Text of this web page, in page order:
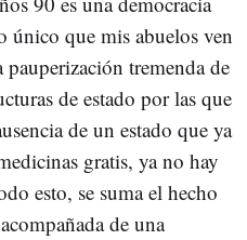
único que mis abuelos ven
tremenda de
de estado por las que
de un estado que ya
gratis, ya no hay
esto, se suma el hecho
de una